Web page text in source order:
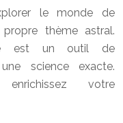
le monde de
thème astral.
est un outil de
science exacte.
votre